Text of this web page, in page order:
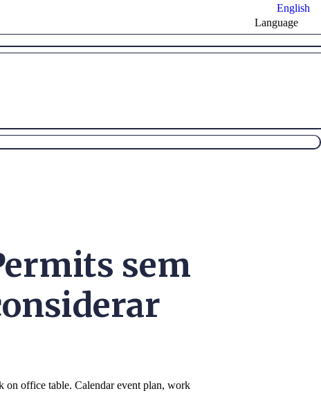
English
Language
sem